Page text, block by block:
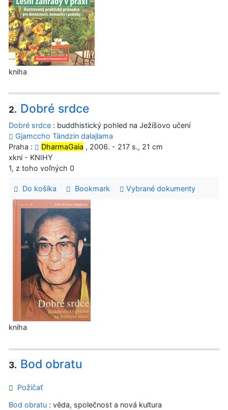
kniha
2. Dobré srdce
Dobré srdce : buddhistický pohled na Ježíšovo učení
Gjamccho Tändzin dalajlama
Praha :
DharmaGaia , 2006. - 217 s., 21 cm
xkni - KNIHY
1, z toho voľných 0
Do košíka Bookmark Vybrané dokumenty
kniha
3. Bod obratu
Požičať
Bod obratu : věda, společnost a nová kultura